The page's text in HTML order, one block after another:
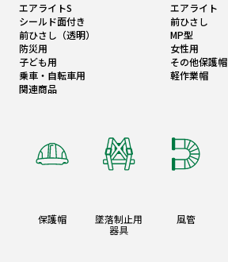
エアライトS
エアライト
シールド面付き
前ひさし
前ひさし（透明）
MP型
防災用
女性用
子ども用
その他保護帽
乗車・自転車用
軽作業帽
関連商品
保護帽
墜落制止用
器具
風管